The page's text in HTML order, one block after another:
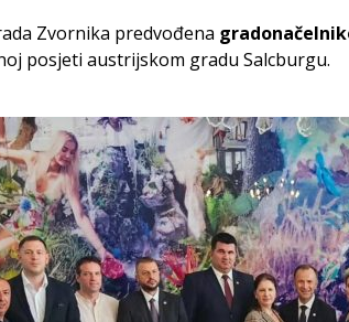
Zvornika predvođena
posjeti austrijskom gradu Salcburgu.